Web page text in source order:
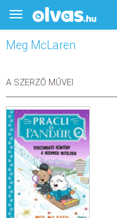
Toggle
navigation
Meg McLaren
A SZERZŐ MŰVEI
BEJELENTKEZÉS
KÖNYVEK
EGYÉB TERMÉKEK
STAR WARS
AKCIÓ
ELŐJEGYEZHETŐ